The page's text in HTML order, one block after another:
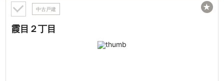
中古戸建
霞目２丁目
★